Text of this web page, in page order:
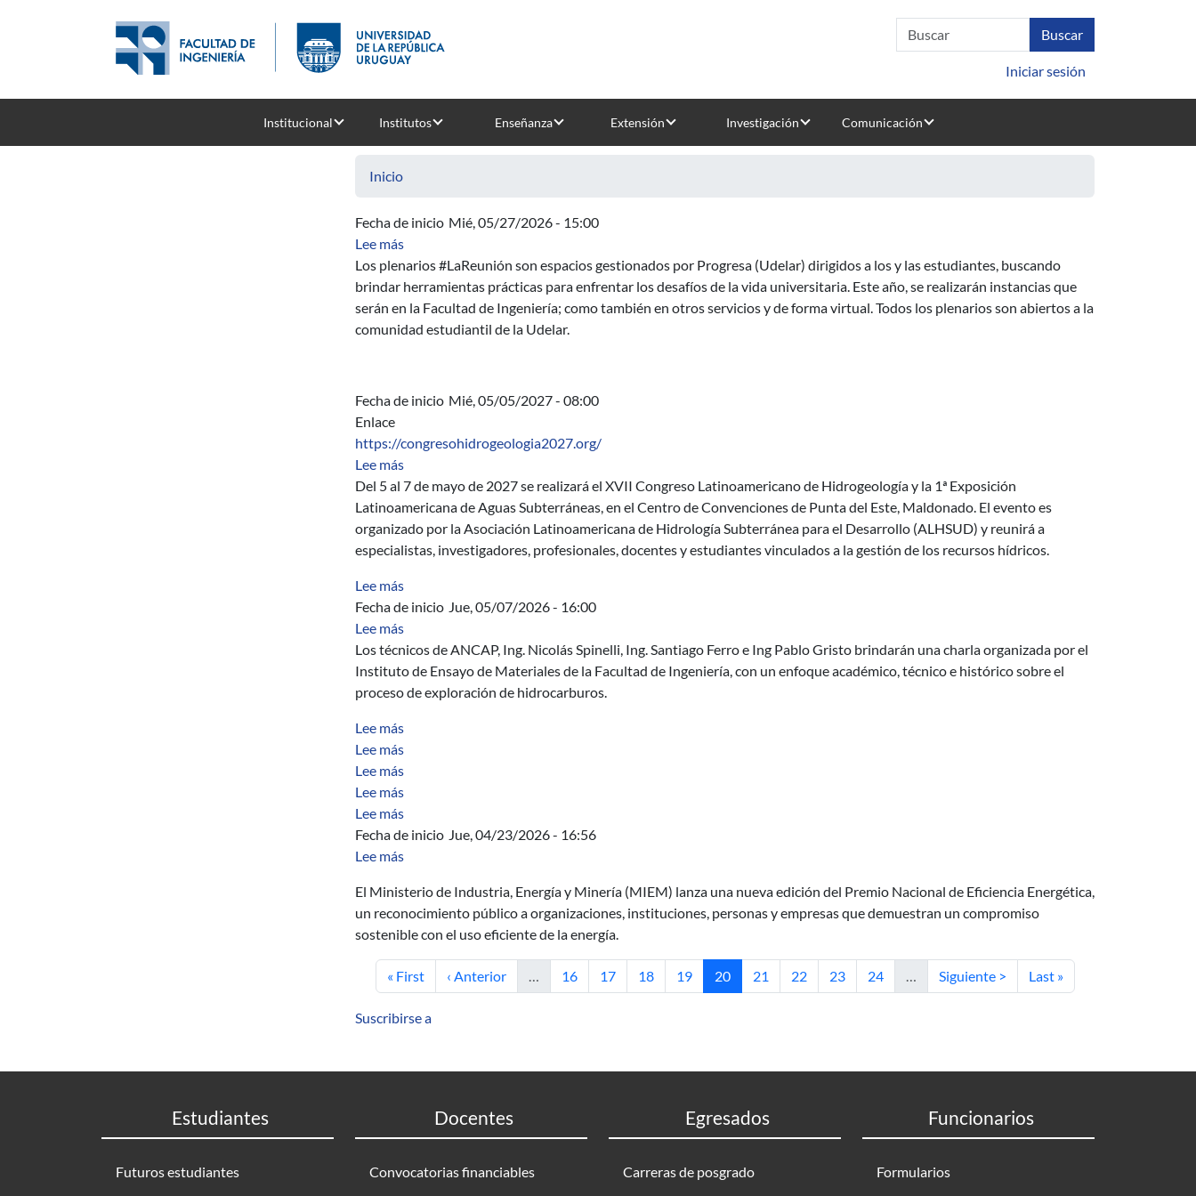
Iniciar sesión
Institucional Institutos Enseñanza Extensión Investigación Comunicación
Inicio
Fecha de inicio Mié, 05/27/2026 - 15:00
Lee mássobre Plenario #LaReunión en Fing: Ansiedad y estrés
Los plenarios #LaReunión son espacios gestionados por Progresa (Udelar) dirigidos a los y las estudiantes, buscando
brindar herramientas prácticas para enfrentar los desafíos de la vida universitaria. Este año, se realizarán instancias que
serán en la Facultad de Ingeniería; como también en otros servicios y de forma virtual. Todos los plenarios son abiertos a la
comunidad estudiantil de la Udelar.
Fecha de inicio Mié, 05/05/2027 - 08:00
Enlace
https://congresohidrogeologia2027.org/
Lee mássobre XVII Congreso Latinoamericano de Hidrogeología y 1ª Exposición Latinoamericana de Aguas Subterráneas
Del 5 al 7 de mayo de 2027 se realizará el XVII Congreso Latinoamericano de Hidrogeología y la 1ª Exposición
Latinoamericana de Aguas Subterráneas, en el Centro de Convenciones de Punta del Este, Maldonado. El evento es
organizado por la Asociación Latinoamericana de Hidrología Subterránea para el Desarrollo (ALHSUD) y reunirá a
especialistas, investigadores, profesionales, docentes y estudiantes vinculados a la gestión de los recursos hídricos.
Lee mássobre Some recent results on the stability of endomorphisms.
Fecha de inicio Jue, 05/07/2026 - 16:00
Lee mássobre Seminario del IEM - "Proceso de exploración de hidrocarburos en Uruguay: enfoque académico, técnico e histórico"
Los técnicos de ANCAP, Ing. Nicolás Spinelli, Ing. Santiago Ferro e Ing Pablo Gristo brindarán una charla organizada por el
Instituto de Ensayo de Materiales de la Facultad de Ingeniería, con un enfoque académico, técnico e histórico sobre el
proceso de exploración de hidrocarburos.
Lee mássobre Surface Attractors
Lee mássobre Operaciones Unitarias con Sólidos
Lee mássobre Golden tilings.
Lee mássobre C 1 stability of endomorphisms on two-dimensional manifolds.
Lee mássobre About C 1 -minimality of the hyperbolic Cantor sets.
Fecha de inicio Jue, 04/23/2026 - 16:56
Lee mássobre Premio Nacional de Eficiencia Energética 2026
El Ministerio de Industria, Energía y Minería (MIEM) lanza una nueva edición del Premio Nacional de Eficiencia Energética,
un reconocimiento público a organizaciones, instituciones, personas y empresas que demuestran un compromiso
sostenible con el uso eficiente de la energía.
Primera página
« First Página anterior
‹ Anterior … Página
16 Página
17 Página
18 Página
19 Página actual
20 Página
21 Página
22 Página
23 Página
24 … Siguiente página
Siguiente > Última página
Last »
Suscribirse a
Estudiantes
Futuros estudiantes
Docentes
Convocatorias financiables
Egresados
Carreras de posgrado
Funcionarios
Formularios